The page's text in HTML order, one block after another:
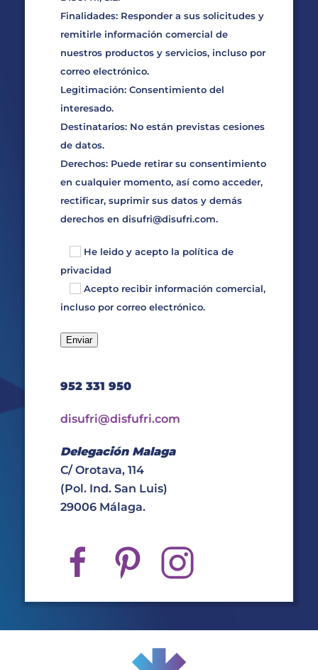
Finalidades: Responder a sus solicitudes y
remitirle información comercial de
nuestros productos y servicios, incluso por
correo electrónico.
Legitimación: Consentimiento del
interesado.
Destinatarios: No están previstas cesiones
de datos.
Derechos: Puede retirar su consentimiento
en cualquier momento, así como acceder,
rectificar, suprimir sus datos y demás
derechos en disufri@disufri.com.
He leido y acepto la política de
privacidad
Acepto recibir información comercial,
incluso por correo electrónico.
952 331 950
disufri@disfufri.com
Delegación Malaga
C/ Orotava, 114
(Pol. Ind. San Luis)
29006 Málaga.